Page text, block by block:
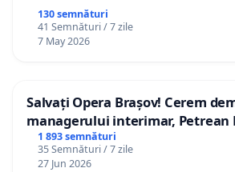
130 semnături
41 Semnături / 7 zile
7 May 2026
Salvați Opera Brașov! Cerem
managerului interimar, Petrean
1 893 semnături
35 Semnături / 7 zile
27 Jun 2026